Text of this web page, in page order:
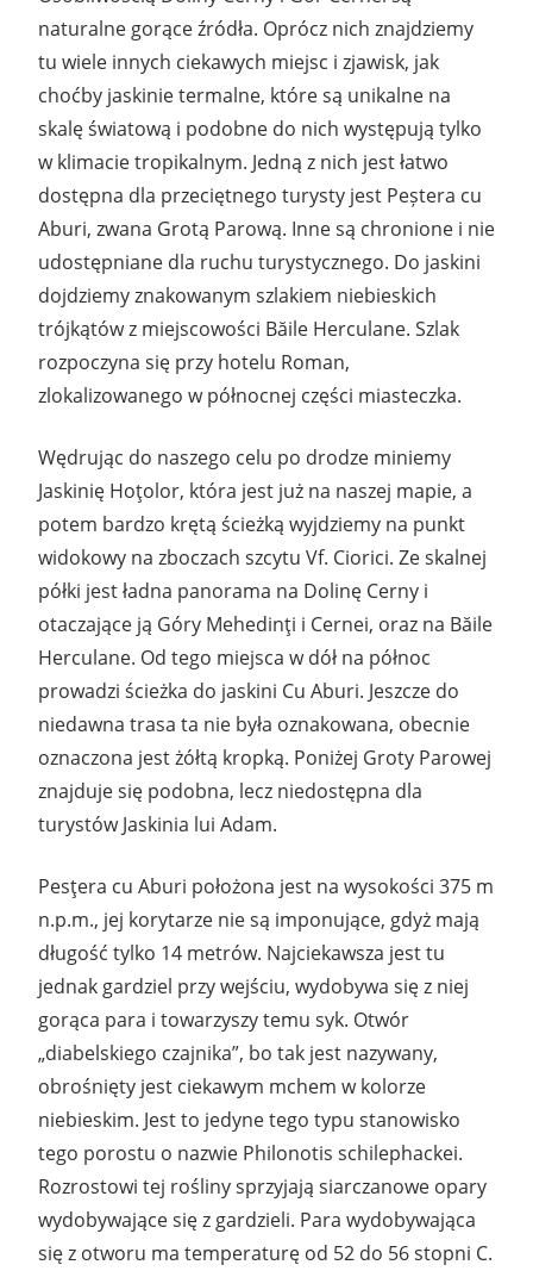
naturalne gorące źródła. Oprócz nich znajdziemy
tu wiele innych ciekawych miejsc i zjawisk, jak
choćby jaskinie termalne, które są unikalne na
skalę światową i podobne do nich występują tylko
w klimacie tropikalnym. Jedną z nich jest łatwo
dostępna dla przeciętnego turysty jest Peștera cu
Aburi, zwana Grotą Parową. Inne są chronione i nie
udostępniane dla ruchu turystycznego. Do jaskini
dojdziemy znakowanym szlakiem niebieskich
trójkątów z miejscowości Băile Herculane. Szlak
rozpoczyna się przy hotelu Roman,
zlokalizowanego w północnej części miasteczka.
Wędrując do naszego celu po drodze miniemy
Jaskinię Hoţolor, która jest już na naszej mapie, a
potem bardzo krętą ścieżką wyjdziemy na punkt
widokowy na zboczach szcytu Vf. Ciorici. Ze skalnej
półki jest ładna panorama na Dolinę Cerny i
otaczające ją Góry Mehedinţi i Cernei, oraz na Băile
Herculane. Od tego miejsca w dół na północ
prowadzi ścieżka do jaskini Cu Aburi. Jeszcze do
niedawna trasa ta nie była oznakowana, obecnie
oznaczona jest żółtą kropką. Poniżej Groty Parowej
znajduje się podobna, lecz niedostępna dla
turystów Jaskinia lui Adam.
Pesţera cu Aburi położona jest na wysokości 375 m
n.p.m., jej korytarze nie są imponujące, gdyż mają
długość tylko 14 metrów. Najciekawsza jest tu
jednak gardziel przy wejściu, wydobywa się z niej
gorąca para i towarzyszy temu syk. Otwór
„diabelskiego czajnika”, bo tak jest nazywany,
obrośnięty jest ciekawym mchem w kolorze
niebieskim. Jest to jedyne tego typu stanowisko
tego porostu o nazwie Philonotis schilephackei.
Rozrostowi tej rośliny sprzyjają siarczanowe opary
wydobywające się z gardzieli. Para wydobywająca
się z otworu ma temperaturę od 52 do 56 stopni C.